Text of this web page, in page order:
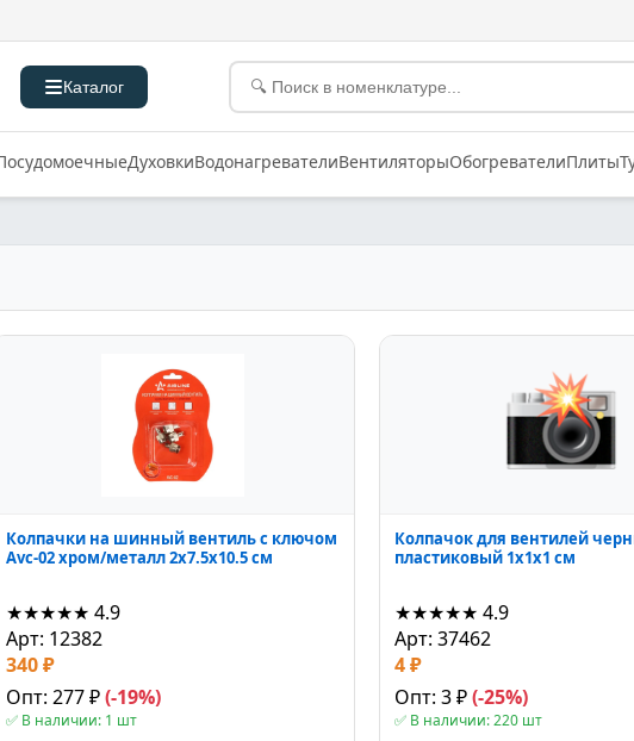
Каталог
ДуховкиВодонагревателиВентиляторыОбогревателиПлиты
Колпачки на шинный вентиль с ключом
Avc-02 хром/металл 2x7.5x10.5 см
★★★★★ 4.9
Арт: 12382
340 ₽
Опт: 277 ₽(-19%)
✅ В наличии: 1 шт
Колпачок для вентилей
пластиковый 1x1x1 см
★★★★★ 4.9
Арт: 37462
4 ₽
Опт: 3 ₽(-25%)
✅ В наличии: 220 шт